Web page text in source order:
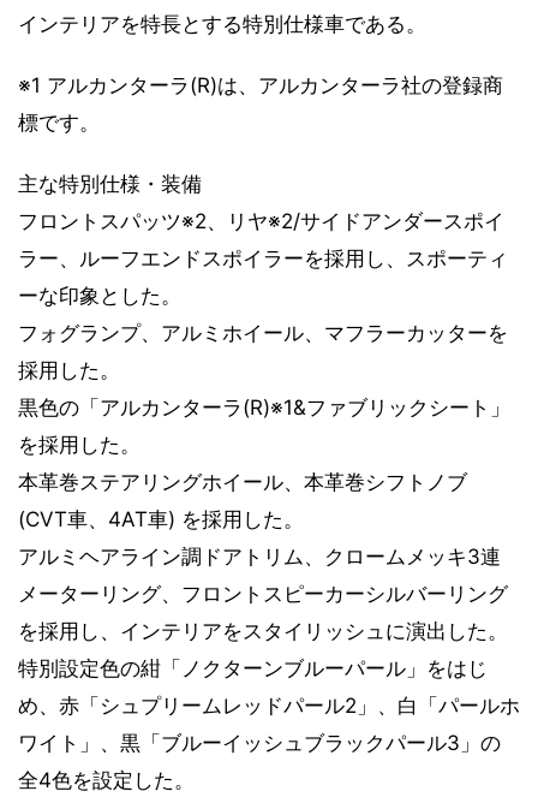
インテリアを特長とする特別仕様車である。
※1 アルカンターラ(R)は、アルカンターラ社の登録商
標です。
主な特別仕様・装備
フロントスパッツ※2、リヤ※2/サイドアンダースポイ
ラー、ルーフエンドスポイラーを採用し、スポーティ
ーな印象とした。
フォグランプ、アルミホイール、マフラーカッターを
採用した。
黒色の「アルカンターラ(R)※1&ファブリックシート」
を採用した。
本革巻ステアリングホイール、本革巻シフトノブ
(CVT車、4AT車) を採用した。
アルミヘアライン調ドアトリム、クロームメッキ3連
メーターリング、フロントスピーカーシルバーリング
を採用し、インテリアをスタイリッシュに演出した。
特別設定色の紺「ノクターンブルーパール」をはじ
め、赤「シュプリームレッドパール2」、白「パールホ
ワイト」、黒「ブルーイッシュブラックパール3」の
全4色を設定した。